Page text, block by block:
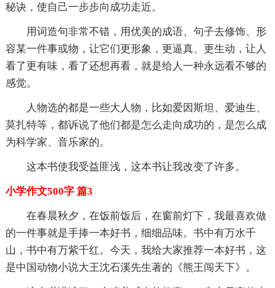
秘诀，使自己一步步向成功走近。
用词造句非常不错，用优美的成语、句子去修饰、形
容某一件事或物，让它们更形象，更逼真、更生动，让人
看了更有味，看了还想再看，就是给人一种永远看不够的
感觉。
人物选的都是一些大人物，比如爱因斯坦、爱迪生、
莫扎特等，都诉说了他们都是怎么走向成功的，是怎么成
为科学家、音乐家的。
这本书使我受益匪浅，这本书让我改变了许多。
小学作文500字 篇3
在春晨秋夕，在饭前饭后，在窗前灯下，我最喜欢做
的一件事就是手捧一本好书，细细品味。书中有万水千
山，书中有万紫千红。今天，我给大家推荐一本好书，这
是中国动物小说大王沈石溪先生著的《熊王闯天下》。